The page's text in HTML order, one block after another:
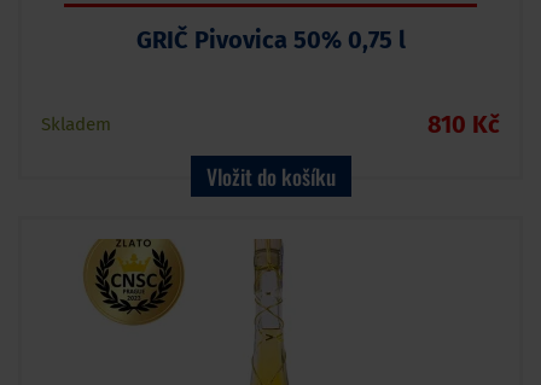
GRIČ Pivovica 50% 0,75 l
Skladem 810 Kč
Vložit do košíku